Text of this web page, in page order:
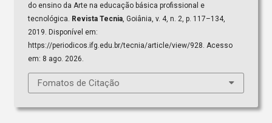
do ensino da Arte na educação básica profissional e
tecnológica. Revista Tecnia, Goiânia, v. 4, n. 2, p. 117–134,
2019. Disponível em:
https://periodicos.ifg.edu.br/tecnia/article/view/928. Acesso
em: 8 ago. 2026.
Fomatos de Citação